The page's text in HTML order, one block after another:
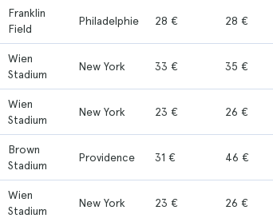
Franklin
Field
Philadelphie 28 € 28 €
Wien
Stadium
New York 33 € 35 €
Wien
Stadium
New York 23 € 26 €
Brown
Stadium
Providence 31 € 46 €
Wien
Stadium
New York 23 € 26 €